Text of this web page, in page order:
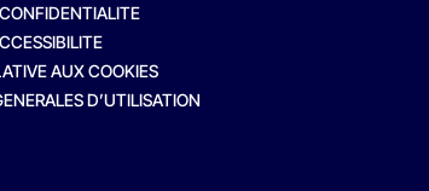
AUX COOKIES
D’UTILISATION